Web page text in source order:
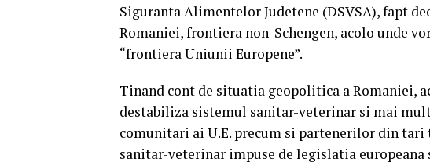
Siguranta Alimentelor Judetene (DSVSA), fapt
Romaniei, frontiera non-Schengen, acolo unde
“frontiera Uniunii Europene”.
Tinand cont de situatia geopolitica a Romaniei,
destabiliza sistemul sanitar-veterinar si mai
comunitari ai U.E. precum si partenerilor din
sanitar-veterinar impuse de legislatia